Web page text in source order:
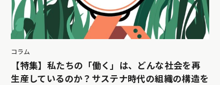
コラム
【特集】私たちの「働く」は、どんな社会を再
生産しているのか？サステナ時代の組織の構造を